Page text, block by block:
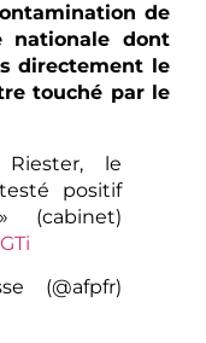
de
nationale dont
directement le
touché par le
le
positif
(@afpfr)